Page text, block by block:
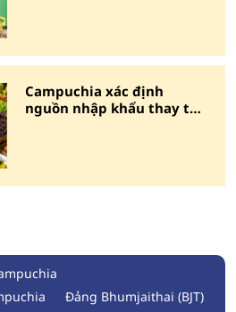
Campuchia xác định
nguồn nhập khẩu thay thế
Đảng Bhumjaithai (BJT)